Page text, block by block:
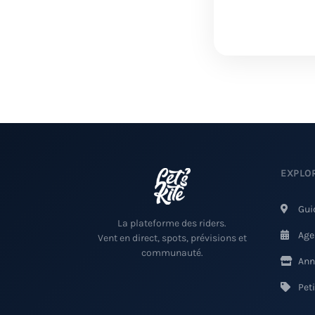
La plateforme des riders.
Vent en direct, spots, prévisions et
communauté.